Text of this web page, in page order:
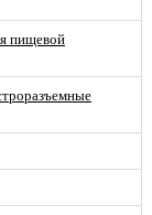
пищевой